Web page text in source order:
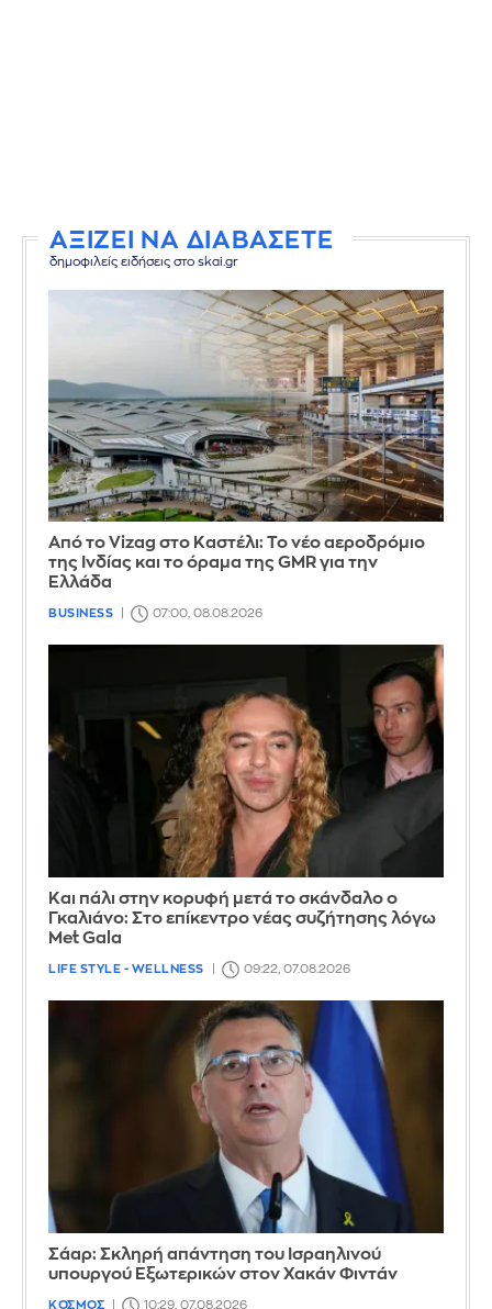
ΑΞΙΖΕΙ ΝΑ ΔΙΑΒΑΣΕΤΕ
δημοφιλείς ειδήσεις στο skai.gr
Από το Vizag στο Καστέλι: Το νέο αεροδρόμιο
της Ινδίας και το όραμα της GMR για την
Ελλάδα
BUSINESS 07:00, 08.08.2026
Και πάλι στην κορυφή μετά το σκάνδαλο ο
Γκαλιάνο: Στο επίκεντρο νέας συζήτησης λόγω
Met Gala
LIFE STYLE - WELLNESS 09:22, 07.08.2026
Σάαρ: Σκληρή απάντηση του Ισραηλινού
υπουργού Εξωτερικών στον Χακάν Φιντάν
ΚΟΣΜΟΣ 10:29, 07.08.2026